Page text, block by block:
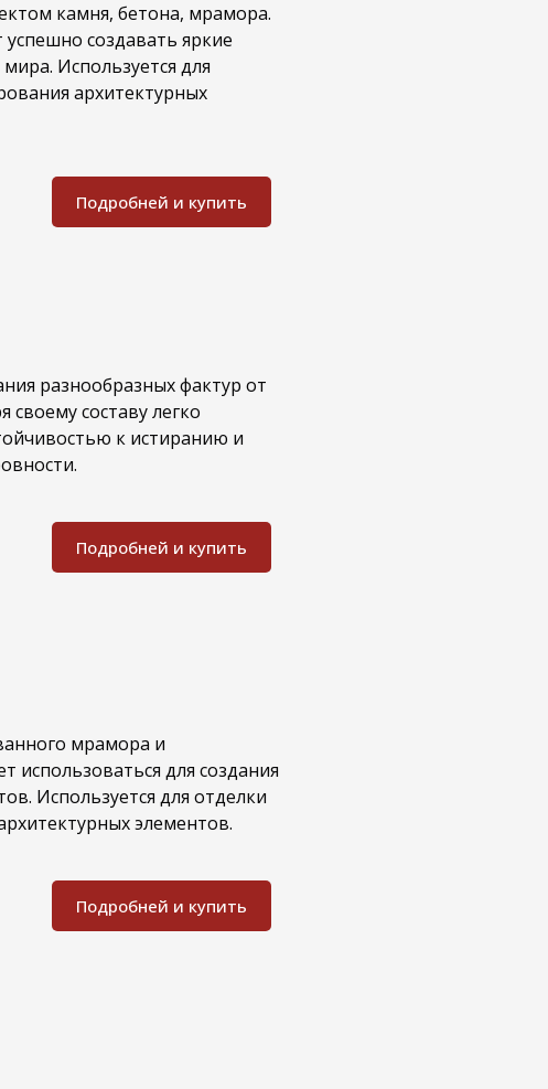
камня, бетона, мрамора.
создавать яркие
Используется для
архитектурных
Подробней и купить
разнообразных фактур от
своему составу легко
к истиранию и
Подробней и купить
мрамора и
использоваться для создания
Используется для отделки
элементов.
Подробней и купить